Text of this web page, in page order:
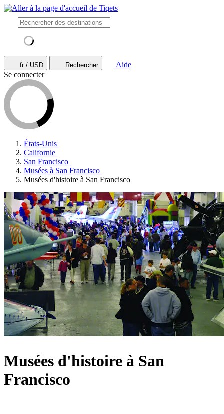
fr / USD Rechercher
Aide
Se connecter
États-Unis
Californie
San Francisco
Musées à San Francisco
Musées d'histoire à San Francisco
Musées d'histoire à San
Francisco